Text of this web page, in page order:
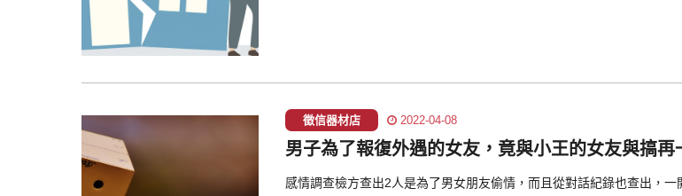
徵信器材店 2022-04-08
男子為了報復外遇的女友，竟與小王的女友與搞再
感情調查檢方查出2人是為了男女朋友偷情，而且從對話紀錄也查出，